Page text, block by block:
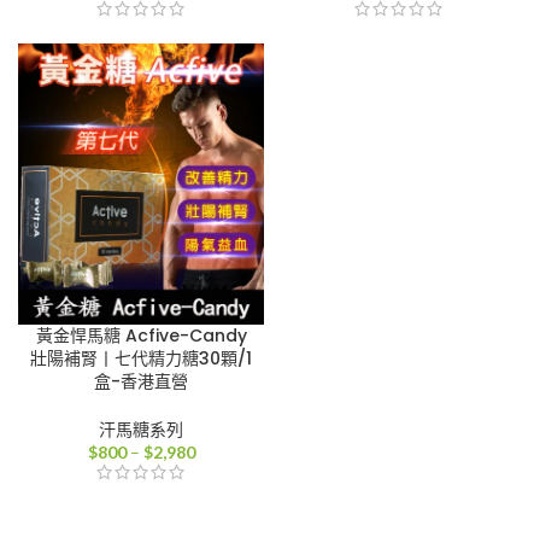
圍：
$800
到
$2,980
黃金悍馬糖 Acfive-Candy
壯陽補腎丨七代精力糖30顆/1
盒-香港直營
汗馬糖系列
$800 – $2,980價